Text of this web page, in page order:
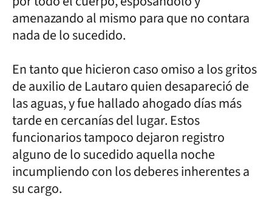
amenazando al mismo para que no contara
nada de lo sucedido.
En tanto que hicieron caso omiso a los gritos
de auxilio de Lautaro quien desapareció de
las aguas, y fue hallado ahogado días más
tarde en cercanías del lugar. Estos
funcionarios tampoco dejaron registro
alguno de lo sucedido aquella noche
incumpliendo con los deberes inherentes a
su cargo.